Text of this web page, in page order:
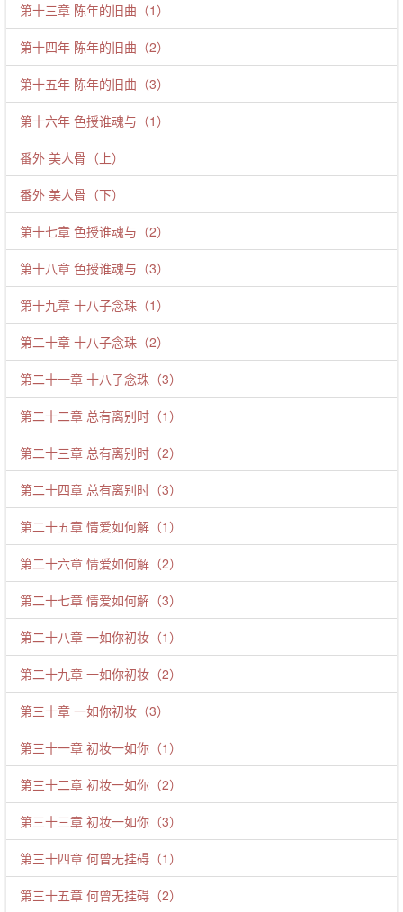
第十三章 陈年的旧曲（1）
第十四年 陈年的旧曲（2）
第十五年 陈年的旧曲（3）
第十六年 色授谁魂与（1）
番外 美人骨（上）
番外 美人骨（下）
第十七章 色授谁魂与（2）
第十八章 色授谁魂与（3）
第十九章 十八子念珠（1）
第二十章 十八子念珠（2）
第二十一章 十八子念珠（3）
第二十二章 总有离别时（1）
第二十三章 总有离别时（2）
第二十四章 总有离别时（3）
第二十五章 情爱如何解（1）
第二十六章 情爱如何解（2）
第二十七章 情爱如何解（3）
第二十八章 一如你初妆（1）
第二十九章 一如你初妆（2）
第三十章 一如你初妆（3）
第三十一章 初妆一如你（1）
第三十二章 初妆一如你（2）
第三十三章 初妆一如你（3）
第三十四章 何曾无挂碍（1）
第三十五章 何曾无挂碍（2）